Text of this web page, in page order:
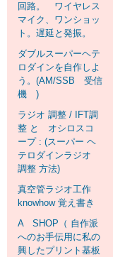
回路。 ワイヤレス
マイク、ワンショッ
ト。遅延と発振。
ダブルスーパーヘテ
ロダインを自作しよ
う。(AM/SSB 受信
機 )
ラジオ 調整 / IFT調
整 と オシロスコ
ープ : (スーパー ヘ
テロダインラジオ
調整 方法)
真空管ラジオ工作
knowhow 覚え書き
A SHOP（ 自作派
へのお手伝用に私の
興したプリント基板